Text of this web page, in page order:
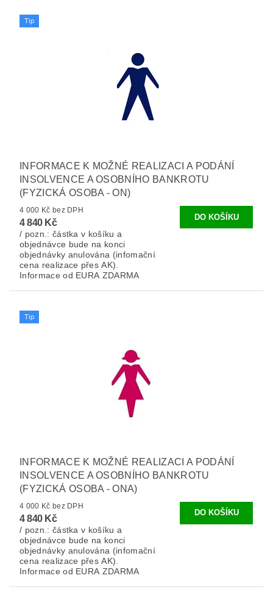
Tip
INFORMACE K MOŽNÉ REALIZACI A PODÁNÍ
INSOLVENCE A OSOBNÍHO BANKROTU
(FYZICKÁ OSOBA - ON)
4 000 Kč bez DPH
4 840 Kč
/ pozn.: částka v košíku a
objednávce bude na konci
objednávky anulována (infomační
cena realizace přes AK).
Informace od EURA ZDARMA
Tip
INFORMACE K MOŽNÉ REALIZACI A PODÁNÍ
INSOLVENCE A OSOBNÍHO BANKROTU
(FYZICKÁ OSOBA - ONA)
4 000 Kč bez DPH
4 840 Kč
/ pozn.: částka v košíku a
objednávce bude na konci
objednávky anulována (infomační
cena realizace přes AK).
Informace od EURA ZDARMA